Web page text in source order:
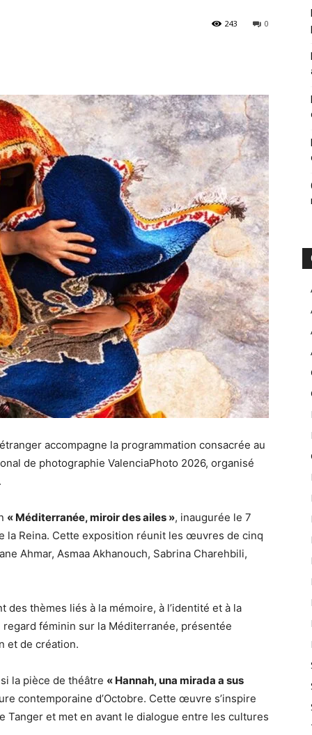
0
243
accompagne la programmation consacrée au
de photographie ValenciaPhoto 2026, organisé
« Méditerranée, miroir des ailes », inaugurée le 7
la Reina. Cette exposition réunit les œuvres de cinq
Ahmar, Asmaa Akhanouch, Sabrina Charehbili,
thèmes liés à la mémoire, à l’identité et à la
féminin sur la Méditerranée, présentée
et de création.
la pièce de théâtre « Hannah, una mirada a sus
contemporaine d’Octobre. Cette œuvre s’inspire
Tanger et met en avant le dialogue entre les cultures